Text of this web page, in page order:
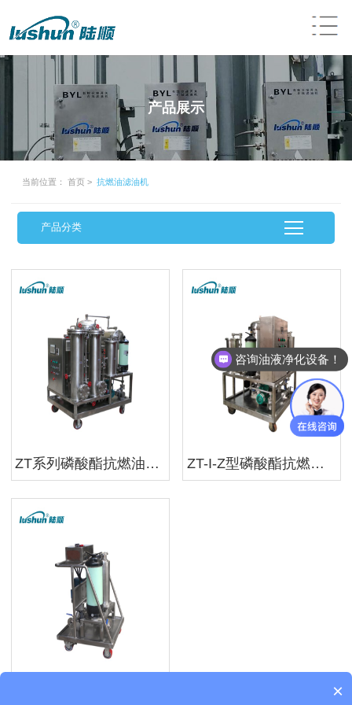
产品展示
当前位置： 首页 > 抗燃油滤油机
产品分类
ZT系列磷酸酯抗燃油净化设备 ZT-I-Z型磷酸酯抗燃油真空滤油机
咨询油液净化设备！
×